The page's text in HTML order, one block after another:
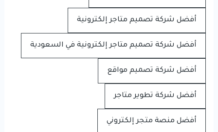
أفضل شركة تصميم متاجر إلكترونية
أفضل شركة تصميم متاجر إلكترونية في السعودية
أفضل شركة تصميم مواقع
أفضل شركة تطوير متاجر
أفضل منصة متجر إلكتروني